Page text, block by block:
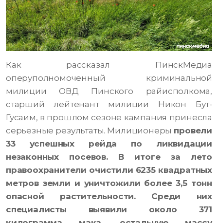
Как рассказал ПинскМедиа
оперуполномоченный криминальной
милиции ОВД Пинского райисполкома,
старший лейтенант милиции Никон Бут-
Гусаим, в прошлом сезоне кампания принесла
серьезные результаты. Милиционеры провели
33 успешных рейда по ликвидации
незаконных посевов. В итоге за лето
правоохранители очистили 6235 квадратных
метров земли и уничтожили более 3,5 тонн
опасной растительности. Среди них
специалисты выявили около 371